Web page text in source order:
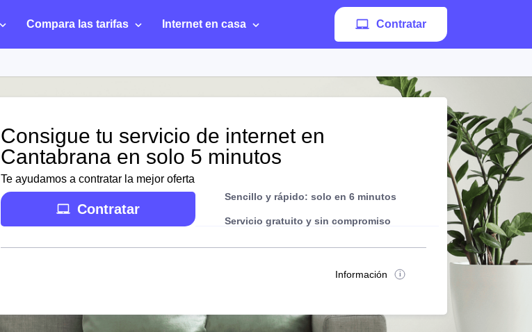
Compara las tarifas Internet en casa Contratar
Consigue tu servicio de internet en
Cantabrana en solo 5 minutos
Te ayudamos a contratar la mejor oferta
Contratar
Sencillo y rápido: solo en 6 minutos
Servicio gratuito y sin compromiso
Información